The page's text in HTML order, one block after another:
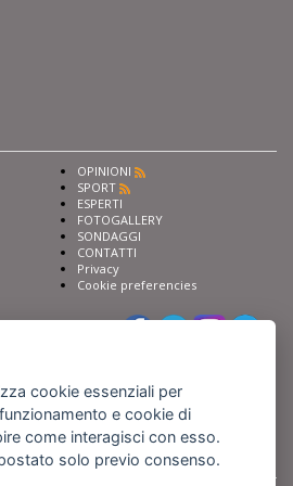
OPINIONI
SPORT
ESPERTI
FOTOGALLERY
SONDAGGI
CONTATTI
Privacy
Cookie preferencies
cookie essenziali per
e cookie di
come interagisci con esso.
solo previo consenso.